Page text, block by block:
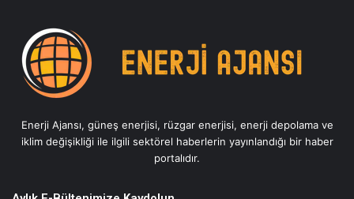
Enerji Ajansı, güneş enerjisi, rüzgar enerjisi, enerji depolama ve
iklim değişikliği ile ilgili sektörel haberlerin yayınlandığı bir haber
portalıdır.